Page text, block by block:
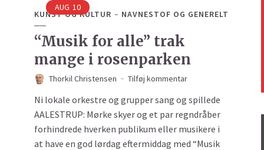
AUG 10
KUNST OG KULTUR NAVNESTOF OG GENERELT
“Musik for alle” trak
mange i rosenparken
Thorkil Christensen Tilføj kommentar
Ni lokale orkestre og grupper sang og spillede
AALESTRUP: Mørke skyer og et par regndråber
forhindrede hverken publikum eller musikere i
at have en god lørdag eftermiddag med “Musik